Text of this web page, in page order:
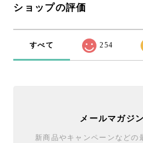
ショップの評価
すべて 254
メールマガジ
新商品やキャンペーンなどの